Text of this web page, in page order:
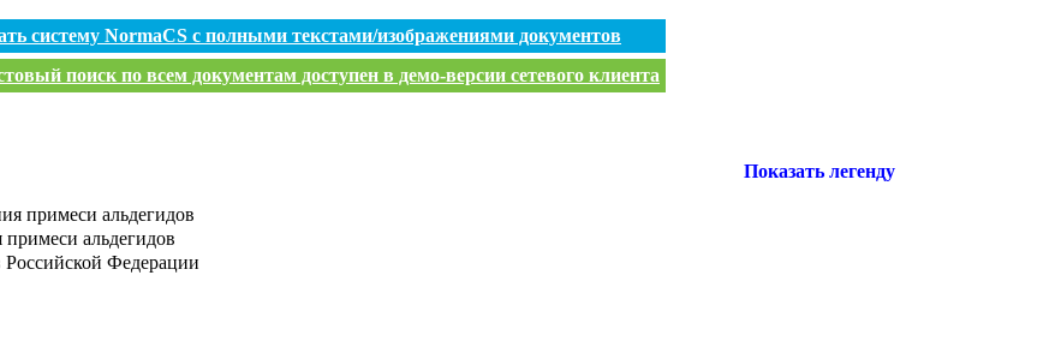
систему NormaCS с полными текстами/изображениями документов
поиск по всем документам доступен в демо-версии сетевого клиента
Показать легенду
примеси альдегидов
альдегидов
Российской Федерации